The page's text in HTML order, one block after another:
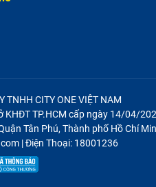
TNHH CITY ONE VIỆT NAM
TP.HCM cấp ngày 14/04/
Tân Phú, Thành phố Hồ Chí
| Điện Thoại: 18001236